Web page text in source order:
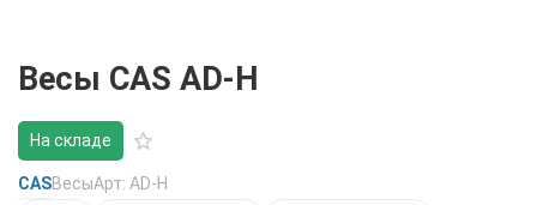
Весы CAS AD-H
На складе
CASВесыАрт: AD-H